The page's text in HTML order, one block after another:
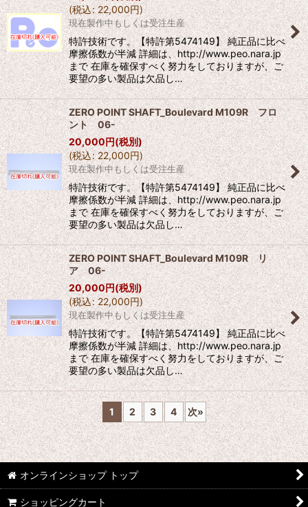
(税込: 22,000円)
現在製作中もしくは受注生産
特許技術です。【特許第5474149】 純正品に比べ
摩擦係数が半減 詳細は、http://www.peo.nara.jp
まで 在庫を確保すべく努力をしておりますが、ご
要望の多い製品は欠品し…
ZERO POINT SHAFT_Boulevard M109R フロ
ント 06-
20,000円(税別)
(税込: 22,000円)
現在製作中もしくは受注生産
特許技術です。【特許第5474149】 純正品に比べ
摩擦係数が半減 詳細は、http://www.peo.nara.jp
まで 在庫を確保すべく努力をしておりますが、ご
要望の多い製品は欠品し…
ZERO POINT SHAFT_Boulevard M109R リ
ア 06-
20,000円(税別)
(税込: 22,000円)
現在製作中もしくは受注生産
特許技術です。【特許第5474149】 純正品に比べ
摩擦係数が半減 詳細は、http://www.peo.nara.jp
まで 在庫を確保すべく努力をしておりますが、ご
要望の多い製品は欠品し…
1 2 3 4 次»
オンラインショップ トップ
ショッピングカート